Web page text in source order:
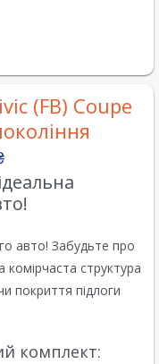
(FB) Coupe
авто! Забудьте про
комірчаста структура
покриття підлоги
комплект: